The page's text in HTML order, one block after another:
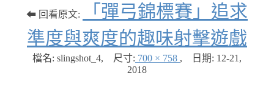
⬅ 回看原文:
「彈弓錦標賽」追求
準度與爽度的趣味射擊遊戲
檔名: slingshot_4, 尺寸: 700 × 758 , 日期: 12-21,
2018